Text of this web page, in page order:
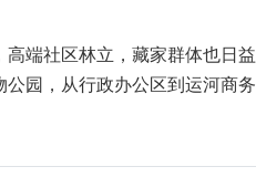
端社区林立，藏家群体也日益
园，从行政办公区到运河商务